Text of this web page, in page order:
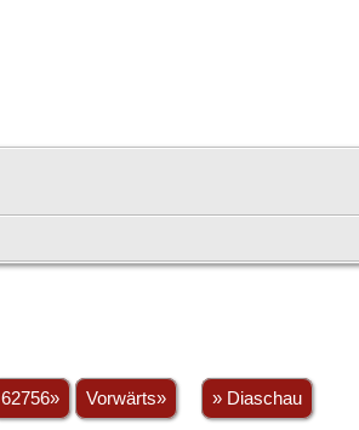
62756» Vorwärts» » Diaschau